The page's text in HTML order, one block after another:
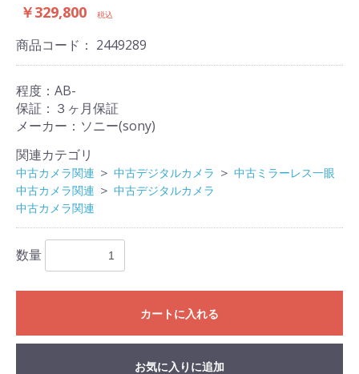
￥329,800 税込
商品コード： 2449289
程度：AB-
保証：３ヶ月保証
メーカー：ソニー(sony)
関連カテゴリ
中古カメラ関連 ＞ 中古デジタルカメラ ＞ 中古ミラーレス一眼
中古カメラ関連 ＞ 中古デジタルカメラ
中古カメラ関連
数量
カートに入れる
お気に入りに追加